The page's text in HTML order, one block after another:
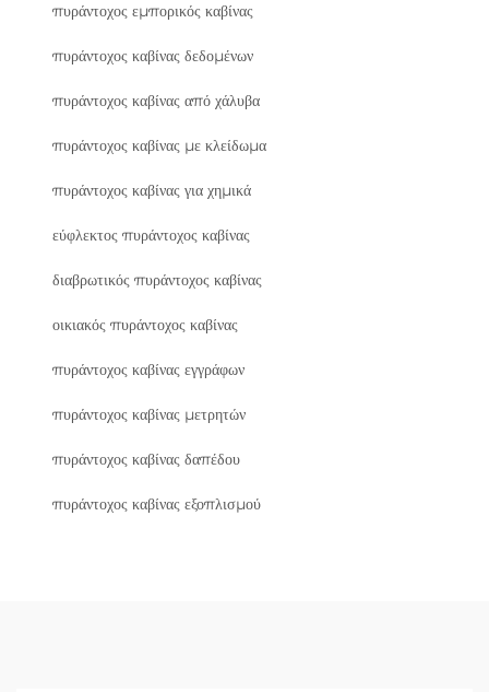
πυράντοχος εμπορικός καβίνας
πυράντοχος καβίνας δεδομένων
πυράντοχος καβίνας από χάλυβα
πυράντοχος καβίνας με κλείδωμα
πυράντοχος καβίνας για χημικά
εύφλεκτος πυράντοχος καβίνας
διαβρωτικός πυράντοχος καβίνας
οικιακός πυράντοχος καβίνας
πυράντοχος καβίνας εγγράφων
πυράντοχος καβίνας μετρητών
πυράντοχος καβίνας δαπέδου
πυράντοχος καβίνας εξοπλισμού